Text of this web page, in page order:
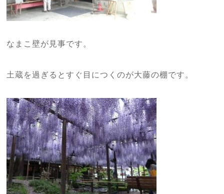
なまこ壁が見事です。
土蔵を過ぎるとすぐ目につくのが大藤の棚です。